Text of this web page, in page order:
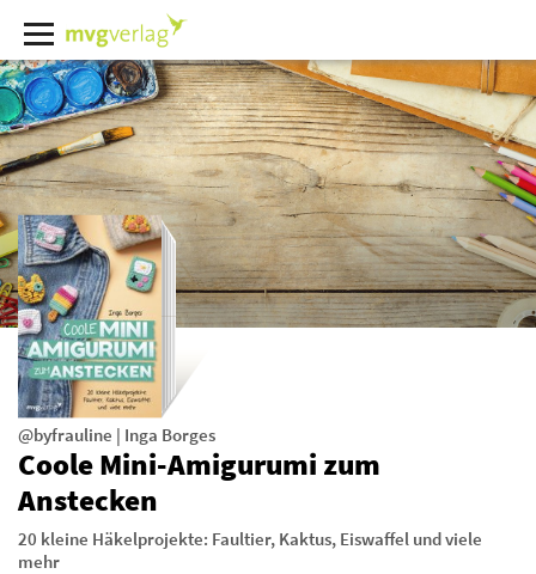
@byfrauline | Inga Borges
Coole Mini-Amigurumi zum
Anstecken
20 kleine Häkelprojekte: Faultier, Kaktus, Eiswaffel und viele
mehr